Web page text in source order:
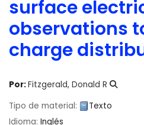
surface
observations
charge
Por:Fitzgerald, Donald R
Tipo de material:
Texto
Idioma: Inglés